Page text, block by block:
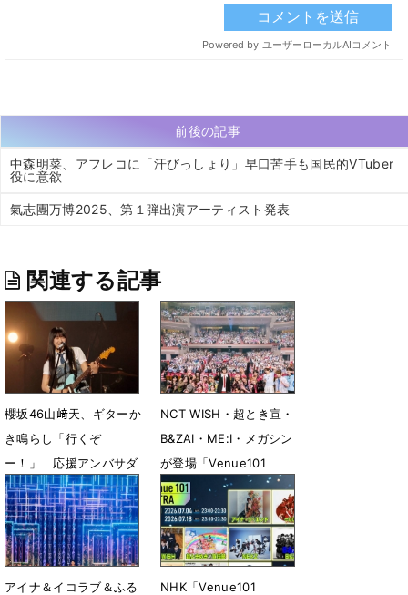
前後の記事
中森明菜、アフレコに「汗びっしょり」早口苦手も国民的VTuber
役に意欲
氣志團万博2025、第１弾出演アーティスト発表
関連する記事
櫻坂46山﨑天、ギターか
き鳴らし「行くぞ
ー！」 応援アンバサダ
ー堂々の開会宣言
8月6日 15時17分
NCT WISH・超とき宣・
B&ZAI・ME:I・メガシン
が登場「Venue101
EXTRA」DAY2見どころ
紹介
7月16日 10時30分
アイナ＆イコラブ＆ふる
NHK「Venue101